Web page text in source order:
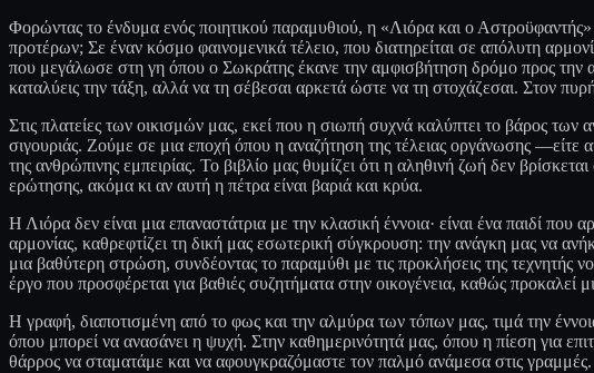
Φορώντας το ένδυμα ενός ποιητικού παραμυθιού, η «Λιόρα και ο
προτέρων; Σε έναν κόσμο φαινομενικά τέλειο, που διατηρείται σε απόλυτη
που μεγάλωσε στη γη όπου ο Σωκράτης έκανε την αμφισβήτηση δρόμο προς την
καταλύεις την τάξη, αλλά να τη σέβεσαι αρκετά ώστε να τη στοχάζεσαι. Στον
Στις πλατείες των οικισμών μας, εκεί που η σιωπή συχνά καλύπτει το βάρος
σιγουριάς. Ζούμε σε μια εποχή όπου η αναζήτηση της τέλειας οργάνωσης —είτε
της ανθρώπινης εμπειρίας. Το βιβλίο μας θυμίζει ότι η αληθινή ζωή δεν
ερώτησης, ακόμα κι αν αυτή η πέτρα είναι βαριά και κρύα.
Η Λιόρα δεν είναι μια επαναστάτρια με την κλασική έννοια· είναι ένα παιδί
αρμονίας, καθρεφτίζει τη δική μας εσωτερική σύγκρουση: την ανάγκη μας να
μια βαθύτερη στρώση, συνδέοντας το παραμύθι με τις προκλήσεις της τεχνητής
έργο που προσφέρεται για βαθιές συζητήματα στην οικογένεια, καθώς προκαλεί
Η γραφή, διαποτισμένη από το φως και την αλμύρα των τόπων μας, τιμά την
όπου μπορεί να ανασάνει η ψυχή. Στην καθημερινότητά μας, όπου η πίεση για
θάρρος να σταματάμε και να αφουγκραζόμαστε τον παλμό ανάμεσα στις γραμμές.